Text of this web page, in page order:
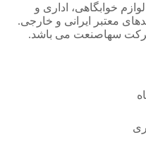
خوابگاهی، اداری و
معتبر ایرانی و خارجی.
سهاصنعت می باشد.